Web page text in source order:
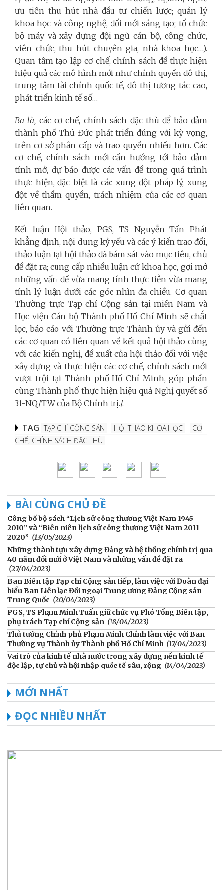
ưu tiên thu hút nhà đầu tư chiến lược; quản lý
khoa học và công nghệ, đổi mới sáng tạo; tổ chức
bộ máy và xây dựng đội ngũ cán bộ, công chức,
viên chức, thu hút chuyên gia, nhà khoa học…).
Quan tâm tạo lập cơ chế, chính sách để thực hiện
hiệu quả các mô hình mới như chính quyền đô thị,
trung tâm tài chính quốc tế, đô thị tương tác cao,
phát triển kinh tế số…
Ba là, các cơ chế, chính sách đặc thù để bảo đảm
thành phố Thủ Đức phát triển đúng với kỳ vọng,
trên cơ sở phân cấp và trao quyền nhiều hơn. Các
cơ chế, chính sách mới cần hướng tới bảo đảm
tính mở, dự báo được các vấn đề trong quá trình
thực hiện, đặc biệt là các xung đột pháp lý, xung
đột về thẩm quyền, trách nhiệm của các cơ quan
liên quan.
Kết luận Hội thảo, PGS, TS Nguyễn Tấn Phát
khẳng định, nội dung kỷ yếu và các ý kiến trao đổi,
thảo luận tại hội thảo đã bám sát vào mục tiêu, chủ
đề đặt ra; cung cấp nhiều luận cứ khoa học, gợi mở
những vấn đề vừa mang tính thực tiễn vừa mang
tính lý luận dưới các góc nhìn đa chiều. Cơ quan
Thường trực Tạp chí Cộng sản tại miền Nam và
Học viện Cán bộ Thành phố Hồ Chí Minh sẽ chắt
lọc, báo cáo với Thường trực Thành ủy và gửi đến
các cơ quan có liên quan về kết quả hội thảo cùng
với các kiến nghị, đề xuất của hội thảo đối với việc
xây dựng và thực hiện các cơ chế, chính sách mới
vượt trội tại Thành phố Hồ Chí Minh, góp phần
cùng Thành phố thực hiện hiệu quả Nghị quyết số
31-NQ/TW của Bộ Chính trị./.
TAG TẠP CHÍ CỘNG SẢN HỘI THẢO KHOA HỌC
CƠ
CHẾ, CHÍNH SÁCH ĐẶC THÙ
BÀI CÙNG CHỦ ĐỀ
Công bố bộ sách “Lịch sử công thương Việt Nam 1945 -
2010” và “Biên niên lịch sử công thương Việt Nam 2011 -
2020” (13/05/2023)
Những thành tựu xây dựng Đảng và hệ thống chính trị qua
40 năm đổi mới ở Việt Nam và những vấn đề đặt ra
(27/04/2023)
Ban Biên tập Tạp chí Cộng sản tiếp, làm việc với Đoàn đại
biểu Ban Liên lạc Đối ngoại Trung ương Đảng Cộng sản
Trung Quốc (20/04/2023)
PGS, TS Phạm Minh Tuấn giữ chức vụ Phó Tổng Biên tập,
phụ trách Tạp chí Cộng sản (18/04/2023)
Thủ tướng Chính phủ Phạm Minh Chính làm việc với Ban
Thường vụ Thành ủy Thành phố Hồ Chí Minh (17/04/2023)
Vai trò của kinh tế nhà nước trong xây dựng nền kinh tế
độc lập, tự chủ và hội nhập quốc tế sâu, rộng (14/04/2023)
MỚI NHẤT
ĐỌC NHIỀU NHẤT